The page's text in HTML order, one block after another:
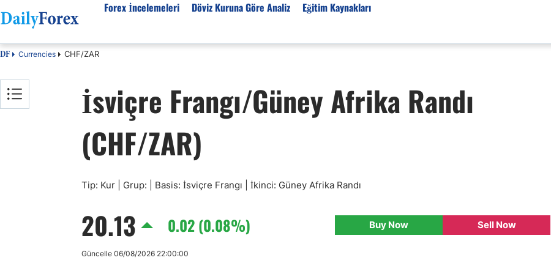
Forex İncelemeleri
Forex Firmaları
SPK Lisanslı Forex
Forex Sinyalleri
Forex Ürünleri
Forex Kursları
Tüm Firmaların İncelemeleri
Türkiye Finans Haberleri
Teknik Analiz
USD/TRY
Ücretsiz Forex Sinyalleri
Döviz Kuruna Göre Analiz
EUR-USD
EUR-TRY
GBP-USD
USD-CAD
Eğitim Kaynakları
Forex Eğitimi
Ekonomik Sözlük
İslami Forex
Forex Seminerleri
Forex Düzenlemeler
DF Currencies CHF/ZAR
İsviçre Frangı/Güney Afrika Randı
(CHF/ZAR)
Tip: Kur | Grup: | Basis: İsviçre Frangı | İkinci: Güney Afrika Randı
20.13 0.02 (0.08%) Buy Now Sell Now
Güncelle 06/08/2026 22:00:00